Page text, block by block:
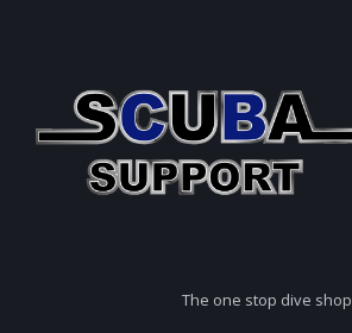
The one stop dive shop